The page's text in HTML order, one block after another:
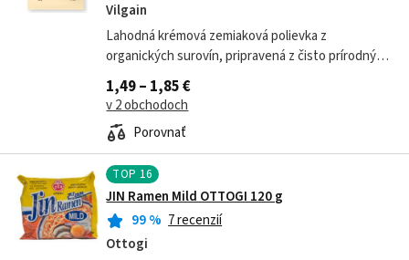
Vilgain
Lahodná krémová zemiaková polievka z
organických surovín, pripravená z čisto prírodných
ingrediencií. Jemné korenenie, krémová
konzistencia a vysoký podiel rastlinných...
1,49 – 1,85 €
v 2 obchodoch
Porovnať
TOP 16
JIN Ramen Mild OTTOGI 120 g
99% 7 recenzií
Ottogi